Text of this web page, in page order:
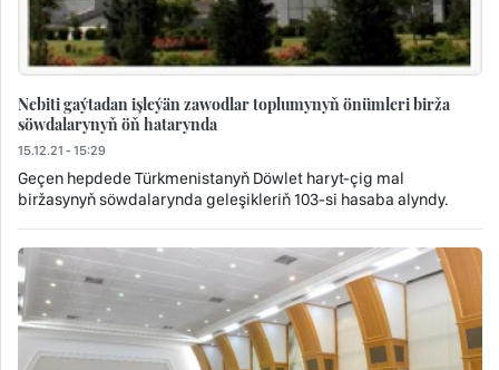
Nebiti gaýtadan işleýän zawodlar toplumynyň önümleri birža
söwdalarynyň öň hatarynda
15.12.21 - 15:29
Geçen hepdede Türkmenistanyň Döwlet haryt-çig mal
biržasynyň söwdalarynda geleşikleriň 103-si hasaba alyndy.